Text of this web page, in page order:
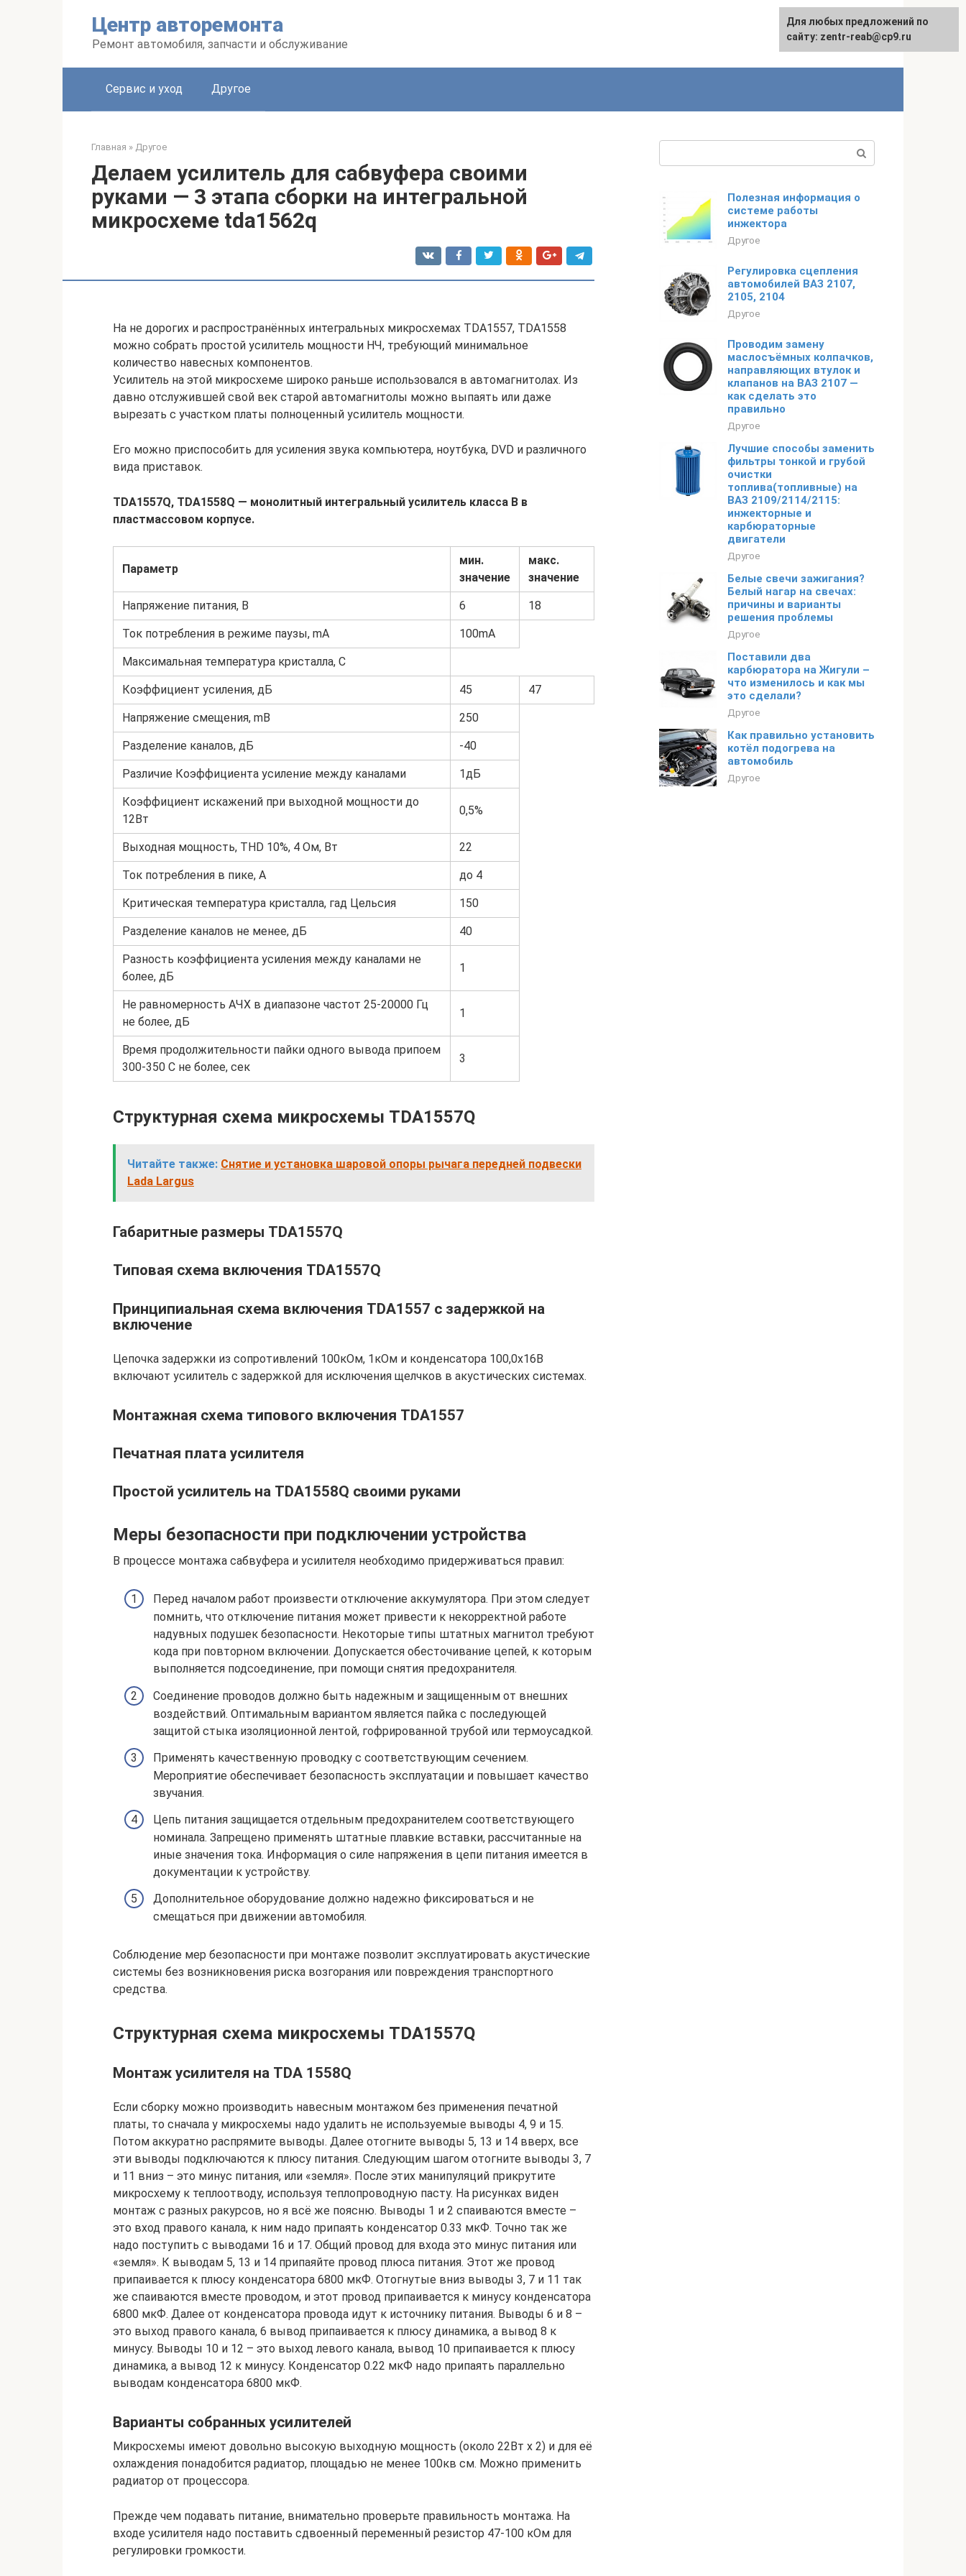
Центр авторемонта
Ремонт автомобиля, запчасти и обслуживание
Сервис и уход Другое
Главная » Другое
Делаем усилитель для сабвуфера своими
руками — 3 этапа сборки на интегральной
микросхеме tda1562q
На не дорогих и распространённых интегральных микросхемах TDA1557, TDA1558
можно собрать простой усилитель мощности НЧ, требующий минимальное
количество навесных компонентов.
Усилитель на этой микросхеме широко раньше использовался в автомагнитолах. Из
давно отслужившей свой век старой автомагнитолы можно выпаять или даже
вырезать с участком платы полноценный усилитель мощности.
Его можно приспособить для усиления звука компьютера, ноутбука, DVD и различного
вида приставок.
TDA1557Q, TDA1558Q — монолитный интегральный усилитель класса B в
пластмассовом корпусе.
Параметр
мин.
значение
макс.
значение
Напряжение питания, В 6 18
Ток потребления в режиме паузы, mА 100mA
Максимальная температура кристалла, С
Коэффициент усиления, дБ 45 47
Напряжение смещения, mВ 250
Разделение каналов, дБ -40
Различие Коэффициента усиление между каналами 1дБ
Коэффициент искажений при выходной мощности до
12Вт
0,5%
Выходная мощность, THD 10%, 4 Ом, Вт 22
Ток потребления в пике, А до 4
Критическая температура кристалла, гад Цельсия 150
Разделение каналов не менее, дБ 40
Разность коэффициента усиления между каналами не
более, дБ
1
Не равномерность АЧХ в диапазоне частот 25-20000 Гц
не более, дБ
1
Время продолжительности пайки одного вывода припоем
300-350 С не более, сек
3
Структурная схема микросхемы TDA1557Q
Читайте также: Снятие и установка шаровой опоры рычага передней подвески
Lada Largus
Габаритные размеры TDA1557Q
Типовая схема включения TDA1557Q
Принципиальная схема включения TDA1557 с задержкой на
включение
Цепочка задержки из сопротивлений 100кОм, 1кОм и конденсатора 100,0х16В
включают усилитель с задержкой для исключения щелчков в акустических системах.
Монтажная схема типового включения TDA1557
Печатная плата усилителя
Простой усилитель на TDA1558Q своими руками
Меры безопасности при подключении устройства
В процессе монтажа сабвуфера и усилителя необходимо придерживаться правил:
Перед началом работ произвести отключение аккумулятора. При этом следует
помнить, что отключение питания может привести к некорректной работе
надувных подушек безопасности. Некоторые типы штатных магнитол требуют
кода при повторном включении. Допускается обесточивание цепей, к которым
выполняется подсоединение, при помощи снятия предохранителя.
Соединение проводов должно быть надежным и защищенным от внешних
воздействий. Оптимальным вариантом является пайка с последующей
защитой стыка изоляционной лентой, гофрированной трубой или термоусадкой.
Применять качественную проводку с соответствующим сечением.
Мероприятие обеспечивает безопасность эксплуатации и повышает качество
звучания.
Цепь питания защищается отдельным предохранителем соответствующего
номинала. Запрещено применять штатные плавкие вставки, рассчитанные на
иные значения тока. Информация о силе напряжения в цепи питания имеется в
документации к устройству.
Дополнительное оборудование должно надежно фиксироваться и не
смещаться при движении автомобиля.
Соблюдение мер безопасности при монтаже позволит эксплуатировать акустические
системы без возникновения риска возгорания или повреждения транспортного
средства.
Структурная схема микросхемы TDA1557Q
Монтаж усилителя на TDA 1558Q
Если сборку можно производить навесным монтажом без применения печатной
платы, то сначала у микросхемы надо удалить не используемые выводы 4, 9 и 15.
Потом аккуратно распрямите выводы. Далее отогните выводы 5, 13 и 14 вверх, все
эти выводы подключаются к плюсу питания. Следующим шагом отогните выводы 3, 7
и 11 вниз – это минус питания, или «земля». После этих манипуляций прикрутите
микросхему к теплоотводу, используя теплопроводную пасту. На рисунках виден
монтаж с разных ракурсов, но я всё же поясню. Выводы 1 и 2 спаиваются вместе –
это вход правого канала, к ним надо припаять конденсатор 0.33 мкФ. Точно так же
надо поступить с выводами 16 и 17. Общий провод для входа это минус питания или
«земля». К выводам 5, 13 и 14 припаяйте провод плюса питания. Этот же провод
припаивается к плюсу конденсатора 6800 мкФ. Отогнутые вниз выводы 3, 7 и 11 так
же спаиваются вместе проводом, и этот провод припаивается к минусу конденсатора
6800 мкФ. Далее от конденсатора провода идут к источнику питания. Выводы 6 и 8 –
это выход правого канала, 6 вывод припаивается к плюсу динамика, а вывод 8 к
минусу. Выводы 10 и 12 – это выход левого канала, вывод 10 припаивается к плюсу
динамика, а вывод 12 к минусу. Конденсатор 0.22 мкФ надо припаять параллельно
выводам конденсатора 6800 мкФ.
Варианты собранных усилителей
Микросхемы имеют довольно высокую выходную мощность (около 22Вт х 2) и для её
охлаждения понадобится радиатор, площадью не менее 100кв см. Можно применить
радиатор от процессора.
Прежде чем подавать питание, внимательно проверьте правильность монтажа. На
входе усилителя надо поставить сдвоенный переменный резистор 47-100 кОм для
регулировки громкости.
Полезная информация о
системе работы
инжектора
Другое
Регулировка сцепления
автомобилей ВАЗ 2107,
2105, 2104
Другое
Проводим замену
маслосъёмных колпачков,
направляющих втулок и
клапанов на ВАЗ 2107 —
как сделать это
правильно
Другое
Лучшие способы заменить
фильтры тонкой и грубой
очистки
топлива(топливные) на
ВАЗ 2109/2114/2115:
инжекторные и
карбюраторные
двигатели
Другое
Белые свечи зажигания?
Белый нагар на свечах:
причины и варианты
решения проблемы
Другое
Поставили два
карбюратора на Жигули –
что изменилось и как мы
это сделали?
Другое
Как правильно установить
котёл подогрева на
автомобиль
Другое
Для любых предложений по
сайту: zentr-reab@cp9.ru